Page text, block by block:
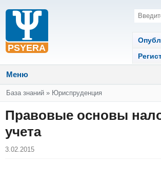
Меню
Вы здесь
База знаний » Юриспруденция
Правовые основы
учета
3.02.2015